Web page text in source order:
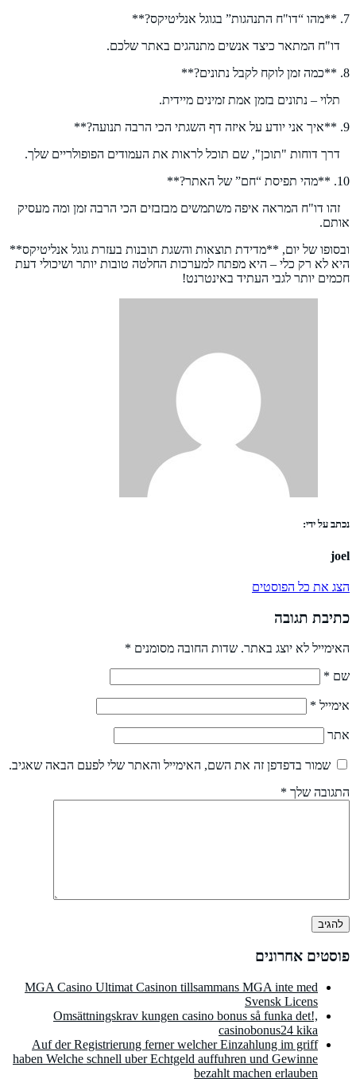
7. **מהו “דו"ח התנהגות” בגוגל אנליטיקס?**
דו"ח המתאר כיצד אנשים מתנהגים באתר שלכם.
8. **כמה זמן לוקח לקבל נתונים?**
תלוי – נתונים בזמן אמת זמינים מיידית.
9. **איך אני יודע על איזה דף השגתי הכי הרבה תנועה?**
דרך דוחות "תוכן", שם תוכל לראות את העמודים הפופולריים שלך.
10. **מהי תפיסת “חם” של האתר?**
זהו דו"ח המראה איפה משתמשים מבזבזים הכי הרבה זמן ומה מעסיק
אותם.
ובסופו של יום, **מדידת תוצאות והשגת תובנות בעזרת גוגל אנליטיקס**
היא לא רק כלי – היא מפתח למערכות החלטה טובות יותר ושיכולי דעת
חכמים יותר לגבי העתיד באינטרנט!
נכתב על ידי:
joel
הצג את כל הפוסטים
כתיבת תגובה
האימייל לא יוצג באתר. שדות החובה מסומנים *
שם *
אימייל *
אתר
שמור בדפדפן זה את השם, האימייל והאתר שלי לפעם הבאה שאגיב.
התגובה שלך *
פוסטים אחרונים
MGA Casino Ultimat Casinon tillsammans MGA inte med
Svensk Licens
Omsättningskrav kungen casino bonus så funka det!,
casinobonus24 kika
Auf der Registrierung ferner welcher Einzahlung im griff
haben Welche schnell uber Echtgeld auffuhren und Gewinne
bezahlt machen erlauben